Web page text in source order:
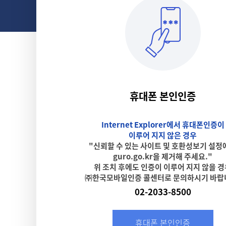
휴대폰 본인인증
Internet Explorer에서 휴대폰인증이
이루어 지지 않은 경우
"신뢰할 수 있는 사이트 및 호환성보기 설정
guro.go.kr을 제거해 주세요."
위 조치 후에도 인증이 이루어 지지 않을
㈜한국모바일인증 콜센터로 문의하시기 바
02-2033-8500
휴대폰 본인인증